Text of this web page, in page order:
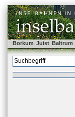
Borkum Juist Baltrum